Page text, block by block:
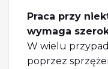
Praca przy
wymaga
W wielu
poprzez